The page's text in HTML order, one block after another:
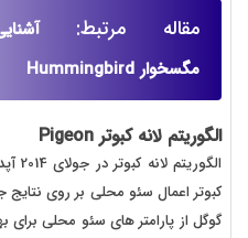
مقاله مرتبط:
مگسخوار Hummingbird
الگوریتم لانه کبوترPigeon
کبوتر اعمال سئو محلی بر روی نتایج
گوگل از پارامتر های سئو محلی برای